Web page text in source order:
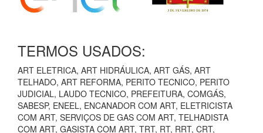
TERMOS USADOS:
ART ELETRICA, ART HIDRÁULICA, ART GÁS, ART
TELHADO, ART REFORMA, PERITO TECNICO, PERITO
JUDICIAL, LAUDO TECNICO, PREFEITURA, COMGÁS,
SABESP, ENEEL, ENCANADOR COM ART, ELETRICISTA
COM ART, SERVIÇOS DE GAS COM ART, TELHADISTA
COM ART, GASISTA COM ART, TRT, RT, RRT, CRT,